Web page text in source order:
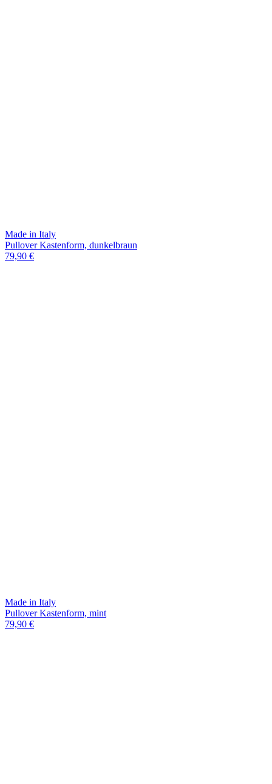
Made in Italy
Pullover Kastenform, dunkelbraun
79,90 €
Made in Italy
Pullover Kastenform, mint
79,90 €